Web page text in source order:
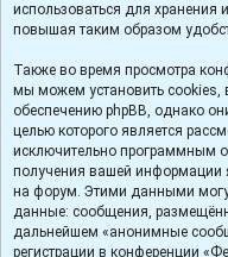
использоваться для
повышая таким образом
Также во время просмотра
мы можем установить cookies,
обеспечению phpBB, однако
целью которого является
исключительно программным
получения вашей информации
на форум. Этими данными
данные: сообщения,
дальнейшем «анонимные
регистрации в конференции